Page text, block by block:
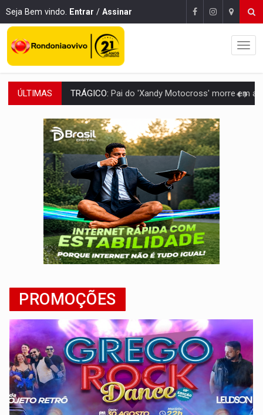
Seja Bem vindo. Entrar / Assinar
ÚLTIMAS VÍDEO:Motorista de caminhonete morre preso às ferragens em colisão
LAZER:Seis lugares gratuitos para aproveitar o fim de semana
VÍDEO:FTICCO e Força Tática prendem membro do CV com arma e drogas
INCLUSÃO:Prefeitura fortalece parceria com a APAE para ampliar ações
DEFESA:Exército testa inovações no combate a drones durante
TEMAS SOCIOAMBIENTAIS:Em Itapuã do Oeste, CINEMAZÔNIA leva cinema
PREVISÃO:Interior de Rondônia terá sábado (8) de calor intenso
INFRAESTRUTURA:Após quase 30 anos de espera, asfalto chega ao
TRÁGICO:Pai do 'Xandy Motocross' morre em
PROMOÇÕES